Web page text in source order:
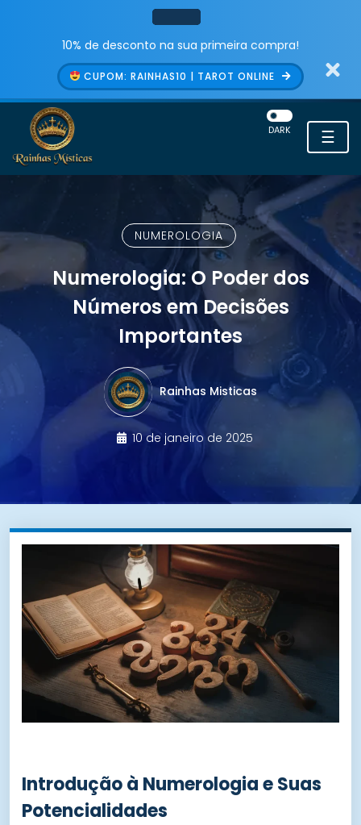
10% de desconto na sua primeira compra!
CUPOM: RAINHAS10 | TAROT ONLINE
☰
DARK
NUMEROLOGIA
Numerologia: O Poder dos
Números em Decisões
Importantes
Rainhas Misticas
10 de janeiro de 2025
Introdução à Numerologia e Suas
Potencialidades